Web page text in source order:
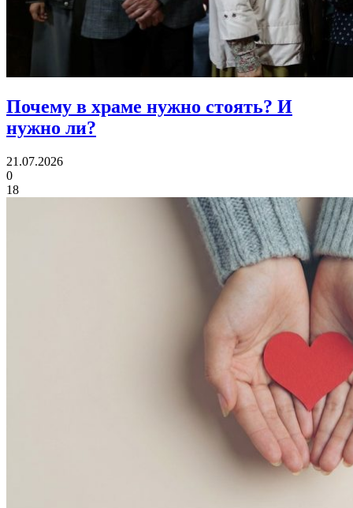
Почему в храме нужно стоять? И
нужно ли?
21.07.2026
0
18